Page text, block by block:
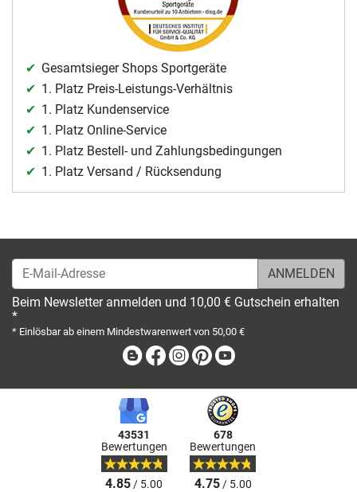
Gesamtsieger Shops Sportgeräte
1. Platz Preis-Leistungs-Verhältnis
1. Platz Kundenservice
1. Platz Online-Service
1. Platz Bestell- und Zahlungsbedingungen
1. Platz Versand / Rücksendung
E-Mail-Adresse
Beim Newsletter anmelden und 10,00 € Gutschein erhalten
*
* Einlösbar ab einem Mindestwarenwert von 50,00 €
BlogFacebook
Instagram
Pinterest
43531
Bewertungen
4.85/ 5.00
678
Bewertungen
4.75/ 5.00